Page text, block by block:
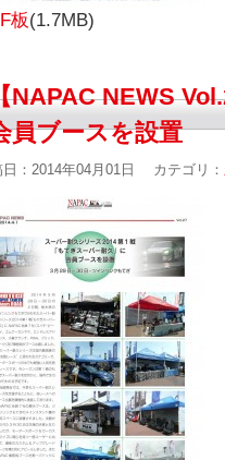
板(1.7MB)
NAPAC NEWS
員ブースを設置
：2014年04月01日 カテゴリ：